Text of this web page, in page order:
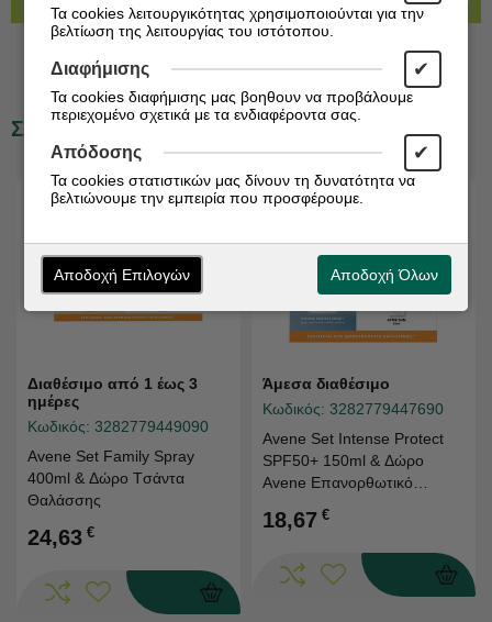
Σχετικά Προϊόντα
Διαθέσιμο από 1 έως 3
ημέρες
Κωδικός: 3282779449090
Avene Set Family Spray
400ml & Δώρο Tσάντα
Θαλάσσης
24,63 €
Άμεσα διαθέσιμο
Κωδικός: 3282779447690
Avene Set Intense Protect
SPF50+ 150ml & Δώρο
Avene Επανορθωτικό
Ήλιο 50 ml
18,67 €
Τα cookies λειτουργικότητας χρησιμοποιούνται για την
βελτίωση της λειτουργίας του ιστότοπου.
Διαφήμισης ✔
Τα cookies διαφήμισης μας βοηθουν να προβάλουμε
περιεχομένο σχετικά με τα ενδιαφέροντα σας.
Απόδοσης ✔
Τα cookies στατιστικών μας δίνουν τη δυνατότητα να
βελτιώνουμε την εμπειρία που προσφέρουμε.
Αποδοχή Επιλογών Αποδοχή Όλων